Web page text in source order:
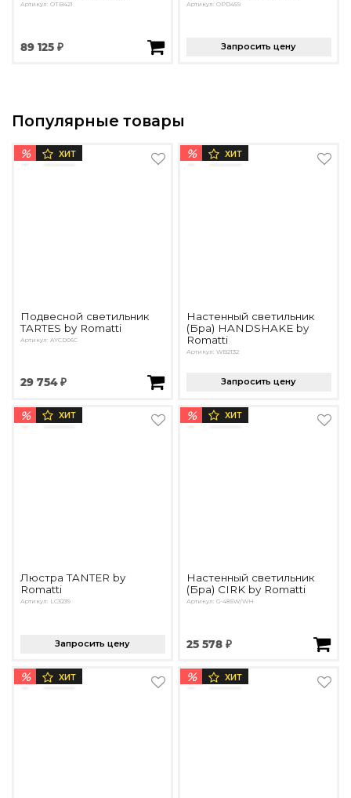
Артикул: OTB421
89 125 ₽
Артикул: OPD459
Запросить цену
Популярные товары
% ХИТ
Подвесной светильник
TARTES by Romatti
Артикул: AYCD06C
29 754 ₽
% ХИТ
Настенный светильник
(Бра) HANDSHAKE by
Romatti
Артикул: WB2132
Запросить цену
% ХИТ
Люстра TANTER by
Romatti
Артикул: LC3239
Запросить цену
% ХИТ
Настенный светильник
(Бра) CIRK by Romatti
Артикул: G-485W/WH
25 578 ₽
% ХИТ % ХИТ